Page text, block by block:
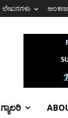
ಲೇಖನಗಳು
ಗ್ಯಾಲರಿ